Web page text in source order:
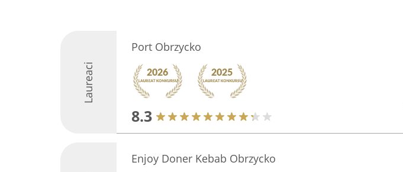
Laureaci
Port Obrzycko
8.3
Enjoy Doner Kebab Obrzycko